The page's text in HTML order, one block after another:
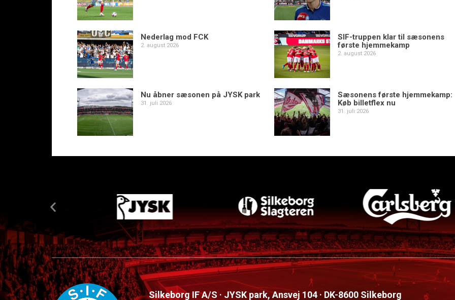
Nederlag mod FCK
2. august 2026
SIF-truppen klar til sæsonens
første hjemmekamp
2. august 2026
Nu åbner sæsonen på JYSK park
31. juli 2026
Sæsonens første hjemmekamp:
Køb billetflex nu
31. juli 2026
Silkeborg IF A/S · JYSK park, Ansvej 104 · DK-8600 Silkeborg